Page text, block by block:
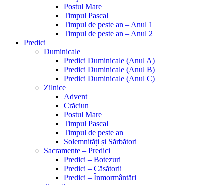
Postul Mare
Timpul Pascal
Timpul de peste an – Anul 1
Timpul de peste an – Anul 2
Predici
Duminicale
Predici Duminicale (Anul A)
Predici Duminicale (Anul B)
Predici Duminicale (Anul C)
Zilnice
Advent
Crăciun
Postul Mare
Timpul Pascal
Timpul de peste an
Solemnități și Sărbători
Sacramente – Predici
Predici – Botezuri
Predici – Căsătorii
Predici – Înmormântări